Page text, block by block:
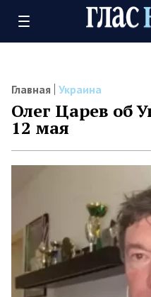
Главная Украина
Олег Царев об
12 мая